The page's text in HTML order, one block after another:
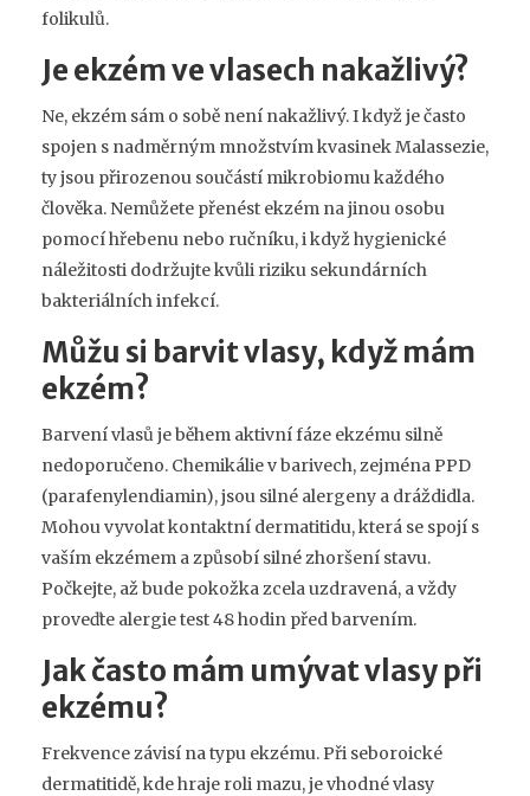
folikulů.
Je ekzém ve vlasech nakažlivý?
Ne, ekzém sám o sobě není nakažlivý. I když je často
spojen s nadměrným množstvím kvasinek Malassezie,
ty jsou přirozenou součástí mikrobiomu každého
člověka. Nemůžete přenést ekzém na jinou osobu
pomocí hřebenu nebo ručníku, i když hygienické
náležitosti dodržujte kvůli riziku sekundárních
bakteriálních infekcí.
Můžu si barvit vlasy, když mám
ekzém?
Barvení vlasů je během aktivní fáze ekzému silně
nedoporučeno. Chemikálie v barivech, zejména PPD
(parafenylendiamin), jsou silné alergeny a dráždidla.
Mohou vyvolat kontaktní dermatitidu, která se spojí s
vaším ekzémem a způsobí silné zhoršení stavu.
Počkejte, až bude pokožka zcela uzdravená, a vždy
proveďte alergie test 48 hodin před barvením.
Jak často mám umývat vlasy při
ekzému?
Frekvence závisí na typu ekzému. Při seboroické
dermatitidě, kde hraje roli mazu, je vhodné vlasy